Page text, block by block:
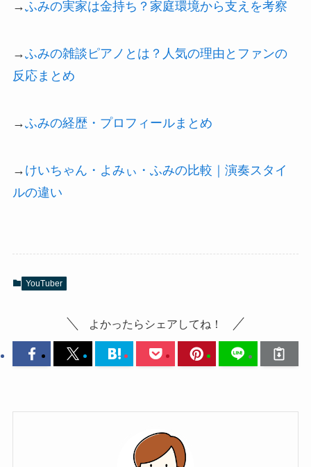
→ふみの実家は金持ち？家庭環境から支えを考察
→ふみの雑談ピアノとは？人気の理由とファンの
反応まとめ
→ふみの経歴・プロフィールまとめ
→ けいちゃん・よみぃ・ふみの比較｜演奏スタイ
ルの違い
YouTuber
よかったらシェアしてね！